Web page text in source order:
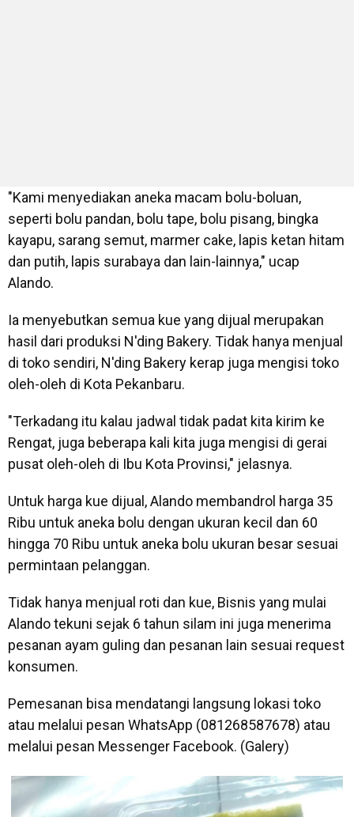
"Kami menyediakan aneka macam bolu-boluan,
seperti bolu pandan, bolu tape, bolu pisang, bingka
kayapu, sarang semut, marmer cake, lapis ketan hitam
dan putih, lapis surabaya dan lain-lainnya," ucap
Alando.
Ia menyebutkan semua kue yang dijual merupakan
hasil dari produksi N'ding Bakery. Tidak hanya menjual
di toko sendiri, N'ding Bakery kerap juga mengisi toko
oleh-oleh di Kota Pekanbaru.
"Terkadang itu kalau jadwal tidak padat kita kirim ke
Rengat, juga beberapa kali kita juga mengisi di gerai
pusat oleh-oleh di Ibu Kota Provinsi," jelasnya.
Untuk harga kue dijual, Alando membandrol harga 35
Ribu untuk aneka bolu dengan ukuran kecil dan 60
hingga 70 Ribu untuk aneka bolu ukuran besar sesuai
permintaan pelanggan.
Tidak hanya menjual roti dan kue, Bisnis yang mulai
Alando tekuni sejak 6 tahun silam ini juga menerima
pesanan ayam guling dan pesanan lain sesuai request
konsumen.
Pemesanan bisa mendatangi langsung lokasi toko
atau melalui pesan WhatsApp (081268587678) atau
melalui pesan Messenger Facebook. (Galery)